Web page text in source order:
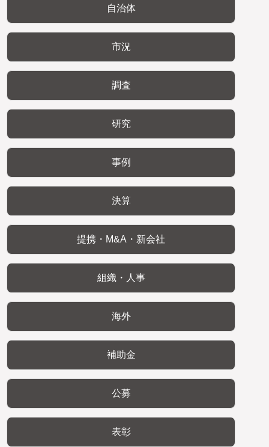
自治体
市況
調査
研究
事例
決算
提携・M&A・新会社
組織・人事
海外
補助金
公募
表彰